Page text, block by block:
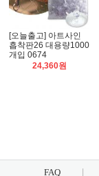
[오늘출고] 아트사인
흡착판26 대용량1000
개입 0674
24,360원
FAQ